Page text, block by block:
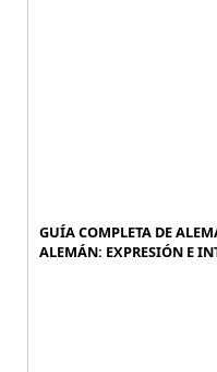
GUÍA COMPLETA DE
ALEMÁN: EXPRESIÓN E